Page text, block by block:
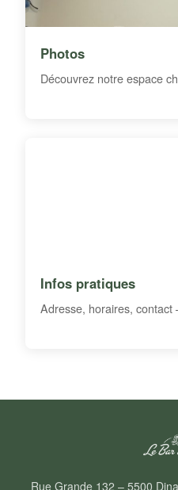
Photos
Découvrez notre espace
Infos pratiques
Adresse, horaires,
Rue Grande 132 – 5500